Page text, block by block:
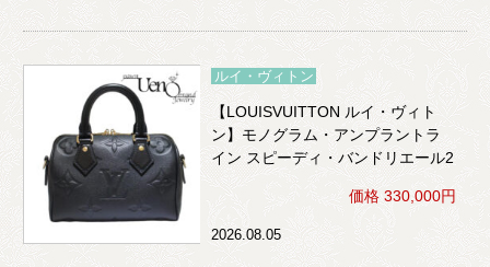
ルイ・ヴィトン
【LOUISVUITTON ルイ・ヴィト
ン】モノグラム・アンプラントラ
イン スピーディ・バンドリエール2
0 2WAY （黒）
価格 330,000円
2026.08.05